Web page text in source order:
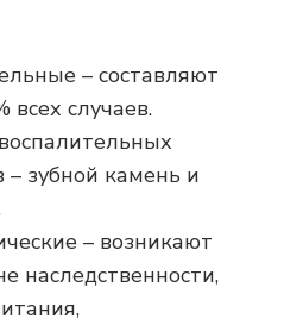
– составляют
всех случаев.
– зубной камень и
– возникают
наследственности,